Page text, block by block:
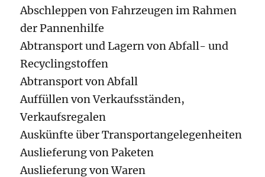
Abschleppen von Fahrzeugen im Rahmen
der Pannenhilfe
Abtransport und Lagern von Abfall- und
Recyclingstoffen
Abtransport von Abfall
Auffüllen von Verkaufsständen,
Verkaufsregalen
Auskünfte über Transportangelegenheiten
Auslieferung von Paketen
Auslieferung von Waren